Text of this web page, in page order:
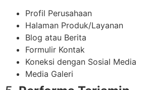
Profil Perusahaan
Halaman Produk/Layanan
Blog atau Berita
Formulir Kontak
Koneksi dengan Sosial Media
Media Galeri